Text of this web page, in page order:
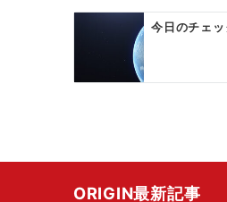
ン
今日のチェ
ORIGIN最新記事